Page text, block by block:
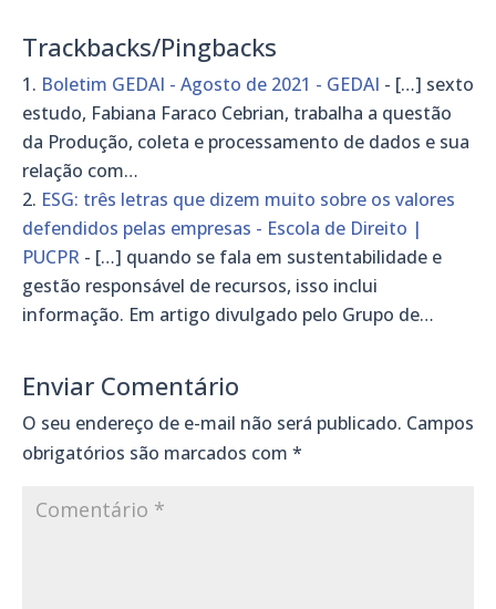
Trackbacks/Pingbacks
Boletim GEDAI - Agosto de 2021 - GEDAI - […] sexto
estudo, Fabiana Faraco Cebrian, trabalha a questão
da Produção, coleta e processamento de dados e sua
relação com…
ESG: três letras que dizem muito sobre os valores
defendidos pelas empresas - Escola de Direito |
PUCPR - […] quando se fala em sustentabilidade e
gestão responsável de recursos, isso inclui
informação. Em artigo divulgado pelo Grupo de…
Enviar Comentário
O seu endereço de e-mail não será publicado. Campos
obrigatórios são marcados com *